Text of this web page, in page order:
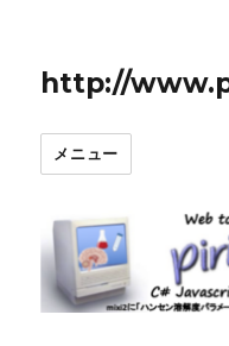
http://
メニュー